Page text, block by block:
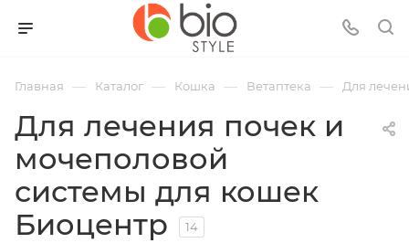
Главная — Каталог — Кошка — Ветаптека — Для
Для лечения почек и
мочеполовой
системы для кошек
Биоцентр
14